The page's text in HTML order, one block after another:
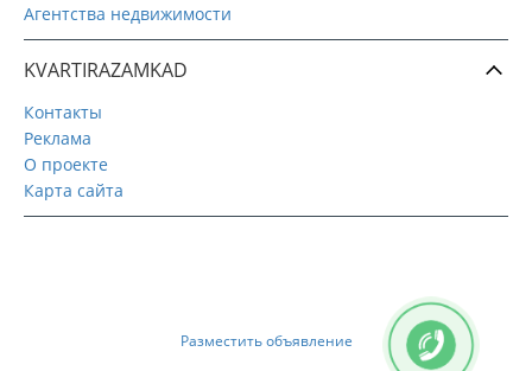
Агентства недвижимости
KVARTIRAZAMKAD
Контакты
Реклама
О проекте
Карта сайта
Разместить объявление